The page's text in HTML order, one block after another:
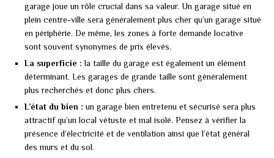
garage joue un rôle crucial dans sa valeur. Un garage situé en
plein centre-ville sera généralement plus cher qu’un garage situé
en périphérie. De même, les zones à forte demande locative
sont souvent synonymes de prix élevés.
La superficie : la taille du garage est également un élément
déterminant. Les garages de grande taille sont généralement
plus recherchés et donc plus chers.
L’état du bien : un garage bien entretenu et sécurisé sera plus
attractif qu’un local vétuste et mal isolé. Pensez à vérifier la
présence d’électricité et de ventilation ainsi que l’état général
des murs et du sol.